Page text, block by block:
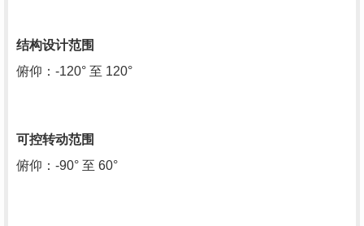
结构设计范围
俯仰：-120° 至 120°
可控转动范围
俯仰：-90° 至 60°